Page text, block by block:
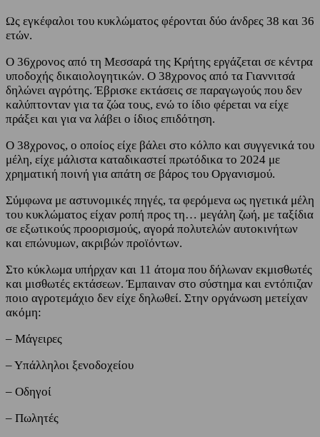
Ως εγκέφαλοι του κυκλώματος φέρονται δύο άνδρες 38 και 36
ετών.
Ο 36χρονος από τη Μεσσαρά της Κρήτης εργάζεται σε κέντρα
υποδοχής δικαιολογητικών. Ο 38χρονος από τα Γιαννιτσά
δηλώνει αγρότης. Έβρισκε εκτάσεις σε παραγωγούς που δεν
καλύπτονταν για τα ζώα τους, ενώ το ίδιο φέρεται να είχε
πράξει και για να λάβει ο ίδιος επιδότηση.
Ο 38χρονος, ο οποίος είχε βάλει στο κόλπο και συγγενικά του
μέλη, είχε μάλιστα καταδικαστεί πρωτόδικα το 2024 με
χρηματική ποινή για απάτη σε βάρος του Οργανισμού.
Σύμφωνα με αστυνομικές πηγές, τα φερόμενα ως ηγετικά μέλη
του κυκλώματος είχαν ροπή προς τη… μεγάλη ζωή, με ταξίδια
σε εξωτικούς προορισμούς, αγορά πολυτελών αυτοκινήτων
και επώνυμων, ακριβών προϊόντων.
Στο κύκλωμα υπήρχαν και 11 άτομα που δήλωναν εκμισθωτές
και μισθωτές εκτάσεων. Έμπαιναν στο σύστημα και εντόπιζαν
ποιο αγροτεμάχιο δεν είχε δηλωθεί. Στην οργάνωση μετείχαν
ακόμη:
– Μάγειρες
– Υπάλληλοι ξενοδοχείου
– Οδηγοί
– Πωλητές